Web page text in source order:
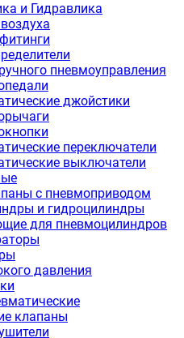
и Гидравлика
пневмоуправления
джойстики
переключатели
выключатели
с пневмоприводом
и гидроцилиндры
для пневмоцилиндров
давления
клапаны